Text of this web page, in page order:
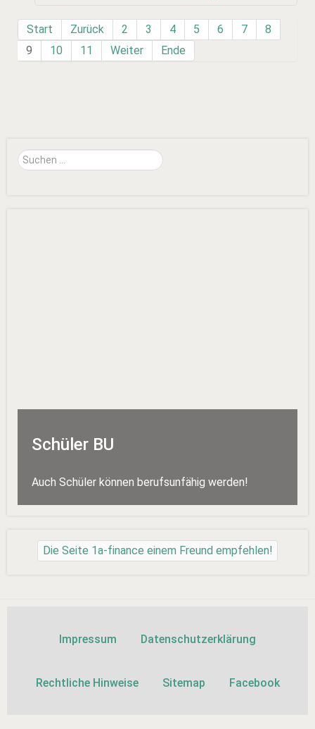
Start Zurück 2 3 4 5 6 7
8
9
10 11 Weiter Ende
Suchen
Schüler BU
Auch Schüler können berufsunfähig werden!
Die Seite 1a-finance einem Freund empfehlen!
Impressum Datenschutzerklärung
Rechtliche Hinweise Sitemap Facebook